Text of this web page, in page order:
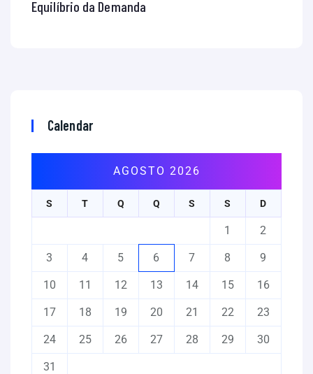
Equilíbrio da Demanda
Calendar
AGOSTO 2026
S T Q Q S S D
1 2
3 4 5 6 7 8 9
10 11 12 13 14 15 16
17 18 19 20 21 22 23
24 25 26 27 28 29 30
31